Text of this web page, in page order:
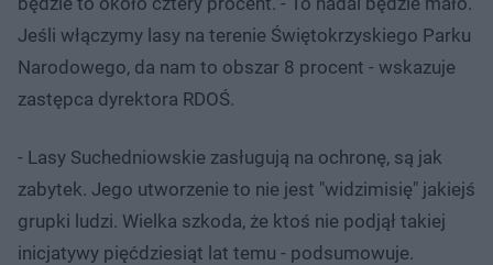
Jeśli włączymy lasy na terenie Świętokrzyskiego Parku
Narodowego, da nam to obszar 8 procent - wskazuje
zastępca dyrektora RDOŚ.
- Lasy Suchedniowskie zasługują na ochronę, są jak
zabytek. Jego utworzenie to nie jest "widzimisię" jakiejś
grupki ludzi. Wielka szkoda, że ktoś nie podjął takiej
inicjatywy pięćdziesiąt lat temu - podsumowuje.